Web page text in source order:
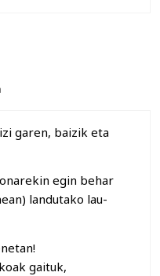
garen, baizik eta
egin behar
landutako lau-
gaituk,